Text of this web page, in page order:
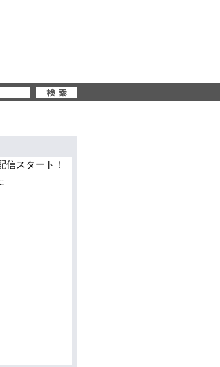
信スタート！